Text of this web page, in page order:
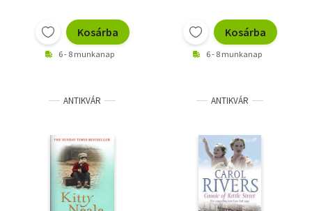
Kosárba
6 - 8 munkanap
Kosárba
6 - 8 munkanap
ANTIKVÁR ANTIKVÁR